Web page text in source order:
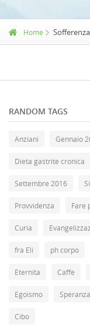
Home Sofferenza
RANDOM TAGS
Anziani Gennaio
Dieta gastrite cronica
Settembre 2016
Provvidenza Fare
Curia
fra Eli ph corpo
Eternita Caffe
Egoismo Speranza
Cibo